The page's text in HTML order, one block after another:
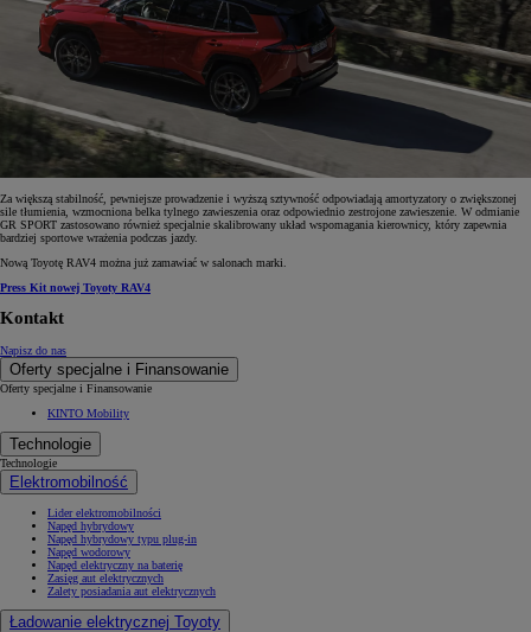
Za większą stabilność, pewniejsze prowadzenie i wyższą sztywność odpowiadają amortyzatory o zwiększonej
sile tłumienia, wzmocniona belka tylnego zawieszenia oraz odpowiednio zestrojone zawieszenie. W odmianie
GR SPORT zastosowano również specjalnie skalibrowany układ wspomagania kierownicy, który zapewnia
bardziej sportowe wrażenia podczas jazdy.
Nową Toyotę RAV4 można już zamawiać w salonach marki.
Press Kit nowej Toyoty RAV4
Kontakt
Napisz do nas
Oferty specjalne i Finansowanie
Oferty specjalne i Finansowanie
KINTO Mobility
Technologie
Technologie
Elektromobilność
Lider elektromobilności
Napęd hybrydowy
Napęd hybrydowy typu plug-in
Napęd wodorowy
Napęd elektryczny na baterię
Zasięg aut elektrycznych
Zalety posiadania aut elektrycznych
Ładowanie elektrycznej Toyoty